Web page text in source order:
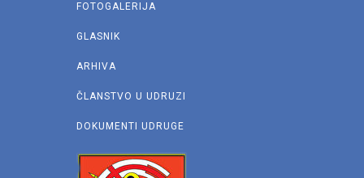
FOTOGALERIJA
GLASNIK
ARHIVA
ČLANSTVO U UDRUZI
DOKUMENTI UDRUGE